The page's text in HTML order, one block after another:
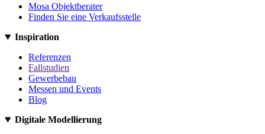
Mosa Objektberater
Finden Sie eine Verkaufsstelle
Inspiration
Referenzen
Fallstudien
Gewerbebau
Messen und Events
Blog
Digitale Modellierung